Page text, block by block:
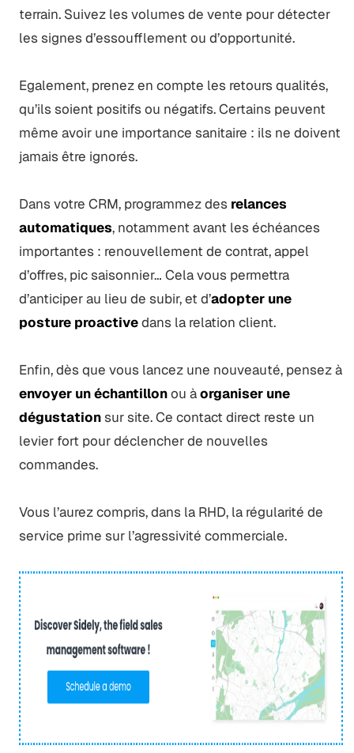
terrain. Suivez les volumes de vente pour détecter
les signes d’essoufflement ou d’opportunité.
Egalement, prenez en compte les retours qualités,
qu’ils soient positifs ou négatifs. Certains peuvent
même avoir une importance sanitaire : ils ne doivent
jamais être ignorés.
Dans votre CRM, programmez des relances
automatiques, notamment avant les échéances
importantes : renouvellement de contrat, appel
d’offres, pic saisonnier… Cela vous permettra
d’anticiper au lieu de subir, et d’adopter une
posture proactivedans la relation client.
Enfin, dès que vous lancez une nouveauté, pensez à
envoyer un échantillonou àorganiser une
dégustationsur site. Ce contact direct reste un
levier fort pour déclencher de nouvelles
commandes.
Vous l’aurez compris, dans la RHD, la régularité de
service prime sur l’agressivité commerciale.